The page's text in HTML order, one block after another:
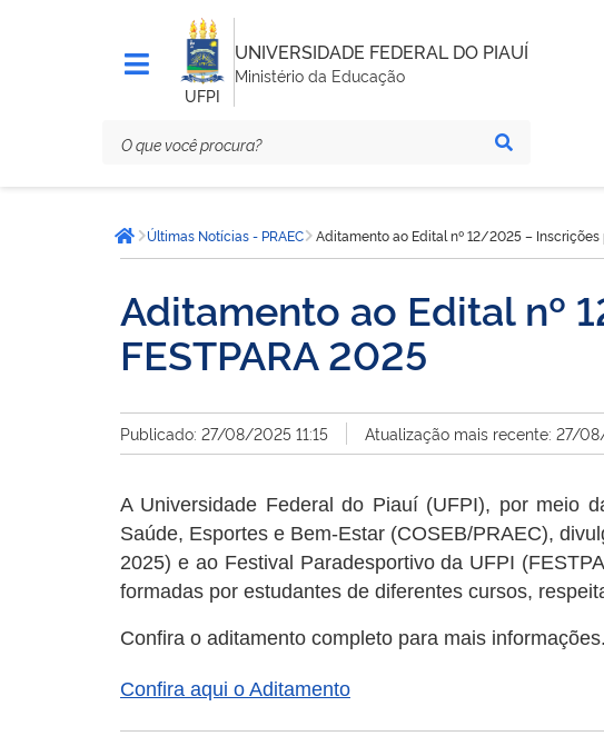
UFPI
UNIVERSIDADE FEDERAL DO PIAUÍ
Ministério da Educação
está
aqui:Página inicial
Últimas Notícias - PRAEC Aditamento ao Edital nº 12/2025 – Inscrições
Aditamento ao Edital nº
FESTPARA 2025
Publicado: 27/08/2025 11:15 Atualização mais recente: 27/
A Universidade Federal do Piauí (UFPI), por meio
Saúde, Esportes e Bem-Estar (COSEB/PRAEC),
2025) e ao Festival Paradesportivo da UFPI
formadas por estudantes de diferentes cursos,
Confira o aditamento completo para mais informações.
Confira aqui o Aditamento